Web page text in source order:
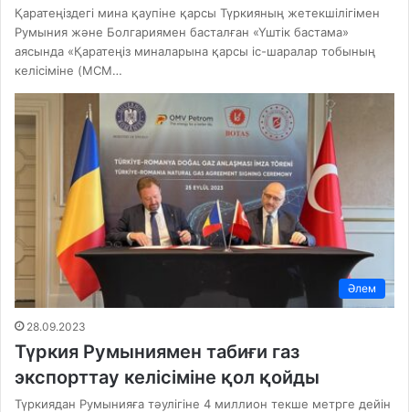
Қаратеңіздегі мина қаупіне қарсы Түркияның жетекшілігімен
Румыния және Болгариямен басталған «Үштік бастама»
аясында «Қаратеңіз миналарына қарсы іс-шаралар тобының
келісіміне (MCM…
Әлем
28.09.2023
Түркия Румыниямен табиғи газ
экспорттау келісіміне қол қойды
Түркиядан Румынияға тәулігіне 4 миллион текше метрге дейін